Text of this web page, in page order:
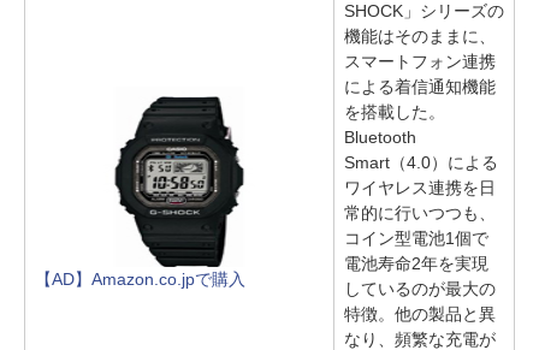
【AD】Amazon.co.jpで購入
SHOCK」シリーズの
機能はそのままに、
スマートフォン連携
による着信通知機能
を搭載した。
Bluetooth
Smart（4.0）による
ワイヤレス連携を日
常的に行いつつも、
コイン型電池1個で
電池寿命2年を実現
しているのが最大の
特徴。他の製品と異
なり、頻繁な充電が